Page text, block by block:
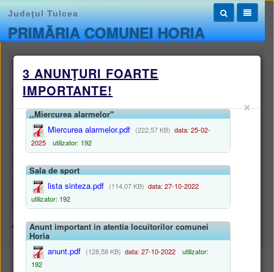
Judeţul Tulcea
PRIMĂRIA COMUNEI HORIA
Monitorul oficial local
STATUTUL UNITĂȚII ADMINISTRATIV-TERITORIALE
REGULAMENTELE PRIVIND PROCEDURILE ADMINISTRATIVE
HOTĂRÂRILE AUTORITĂȚII DELIBERATIVE
DOCUMENTE ȘI INFORMAȚII FINANCIARE
ALTE DOCUMENTE
Harta site/ Monitorul oficial local/HOTĂRÂRILE AUTORITĂȚII DELIBERATIVE
/
Registru proiecte de hotărâri
Dezbatere publică proiecte de hotărâri
3 ANUNŢURI FOARTE
IMPORTANTE!
×
,,Miercurea alarmelor"
Miercurea alarmelor.pdf (222,57 KB) data: 25-02-
2025
utilizator: 192
Sala de sport
lista sinteza.pdf (114,07 KB) data: 27-10-2022
utilizator: 192
Anunt important in atentia locuitorilor comunei
Horia
anunt.pdf (128,58 KB) data: 27-10-2022
utilizator:
192